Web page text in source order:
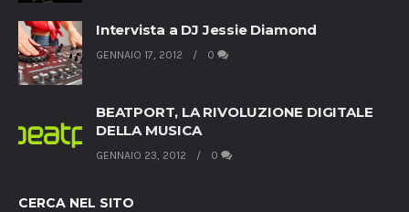
Intervista a DJ Jessie Diamond
GENNAIO 17, 2012 0
BEATPORT, LA RIVOLUZIONE DIGITALE
DELLA MUSICA
GENNAIO 23, 2012 0
CERCA NEL SITO